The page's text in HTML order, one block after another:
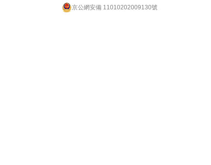
京公網安備 11010202009130號